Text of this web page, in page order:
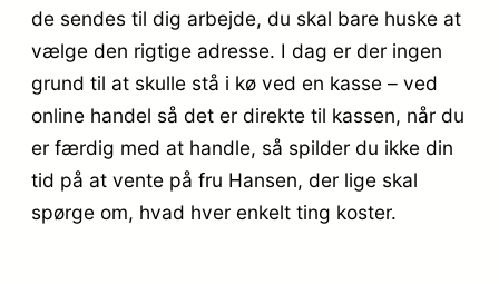
de sendes til dig arbejde, du skal bare huske at
vælge den rigtige adresse. I dag er der ingen
grund til at skulle stå i kø ved en kasse – ved
online handel så det er direkte til kassen, når du
er færdig med at handle, så spilder du ikke din
tid på at vente på fru Hansen, der lige skal
spørge om, hvad hver enkelt ting koster.